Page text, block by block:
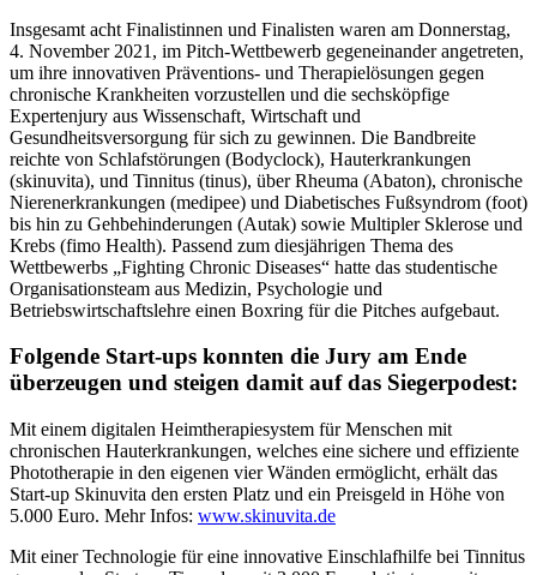
Insgesamt acht Finalistinnen und Finalisten waren am Donnerstag,
4. November 2021, im Pitch-Wettbewerb gegeneinander angetreten,
um ihre innovativen Präventions- und Therapielösungen gegen
chronische Krankheiten vorzustellen und die sechsköpfige
Expertenjury aus Wissenschaft, Wirtschaft und
Gesundheitsversorgung für sich zu gewinnen. Die Bandbreite
reichte von Schlafstörungen (Bodyclock), Hauterkrankungen
(skinuvita), und Tinnitus (tinus), über Rheuma (Abaton), chronische
Nierenerkrankungen (medipee) und Diabetisches Fußsyndrom (foot)
bis hin zu Gehbehinderungen (Autak) sowie Multipler Sklerose und
Krebs (fimo Health). Passend zum diesjährigen Thema des
Wettbewerbs „Fighting Chronic Diseases“ hatte das studentische
Organisationsteam aus Medizin, Psychologie und
Betriebswirtschaftslehre einen Boxring für die Pitches aufgebaut.
Folgende Start-ups konnten die Jury am Ende
überzeugen und steigen damit auf das Siegerpodest:
Mit einem digitalen Heimtherapiesystem für Menschen mit
chronischen Hauterkrankungen, welches eine sichere und effiziente
Phototherapie in den eigenen vier Wänden ermöglicht, erhält das
Start-up Skinuvita den ersten Platz und ein Preisgeld in Höhe von
5.000 Euro. Mehr Infos: www.skinuvita.de
Mit einer Technologie für eine innovative Einschlafhilfe bei Tinnitus